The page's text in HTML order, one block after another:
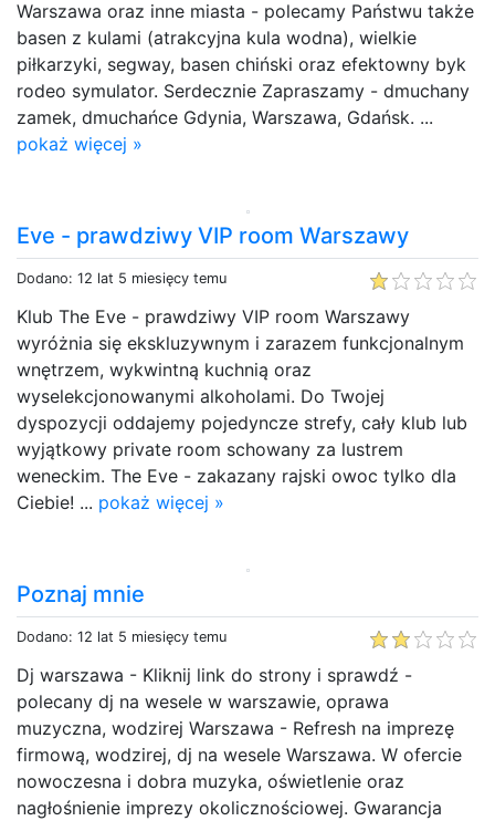
Warszawa oraz inne miasta - polecamy Państwu także
basen z kulami (atrakcyjna kula wodna), wielkie
piłkarzyki, segway, basen chiński oraz efektowny byk
rodeo symulator. Serdecznie Zapraszamy - dmuchany
zamek, dmuchańce Gdynia, Warszawa, Gdańsk. ...
pokaż więcej »
Eve - prawdziwy VIP room Warszawy
Dodano: 12 lat 5 miesięcy temu
Klub The Eve - prawdziwy VIP room Warszawy
wyróżnia się ekskluzywnym i zarazem funkcjonalnym
wnętrzem, wykwintną kuchnią oraz
wyselekcjonowanymi alkoholami. Do Twojej
dyspozycji oddajemy pojedyncze strefy, cały klub lub
wyjątkowy private room schowany za lustrem
weneckim. The Eve - zakazany rajski owoc tylko dla
Ciebie! ... pokaż więcej »
Poznaj mnie
Dodano: 12 lat 5 miesięcy temu
Dj warszawa - Kliknij link do strony i sprawdź -
polecany dj na wesele w warszawie, oprawa
muzyczna, wodzirej Warszawa - Refresh na imprezę
firmową, wodzirej, dj na wesele Warszawa. W ofercie
nowoczesna i dobra muzyka, oświetlenie oraz
nagłośnienie imprezy okolicznościowej. Gwarancja